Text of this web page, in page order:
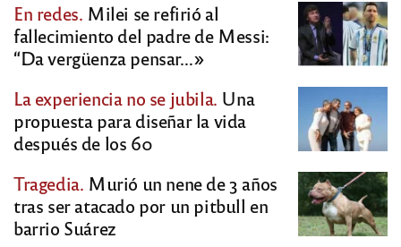
En redes. Milei se refirió al
fallecimiento del padre de Messi:
“Da vergüenza pensar…»
La experiencia no se jubila. Una
propuesta para diseñar la vida
después de los 60
Tragedia. Murió un nene de 3 años
tras ser atacado por un pitbull en
barrio Suárez